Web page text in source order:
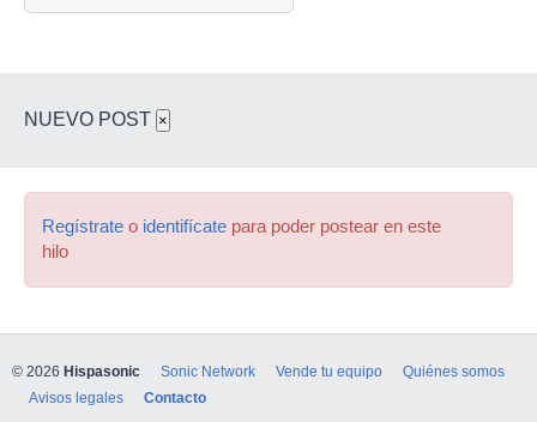
NUEVO POST ×
Regístrate o identifícate para poder postear en este
hilo
© 2026 Hispasonic Sonic Network Vende tu equipo
Quiénes somos
Avisos legales
Contacto